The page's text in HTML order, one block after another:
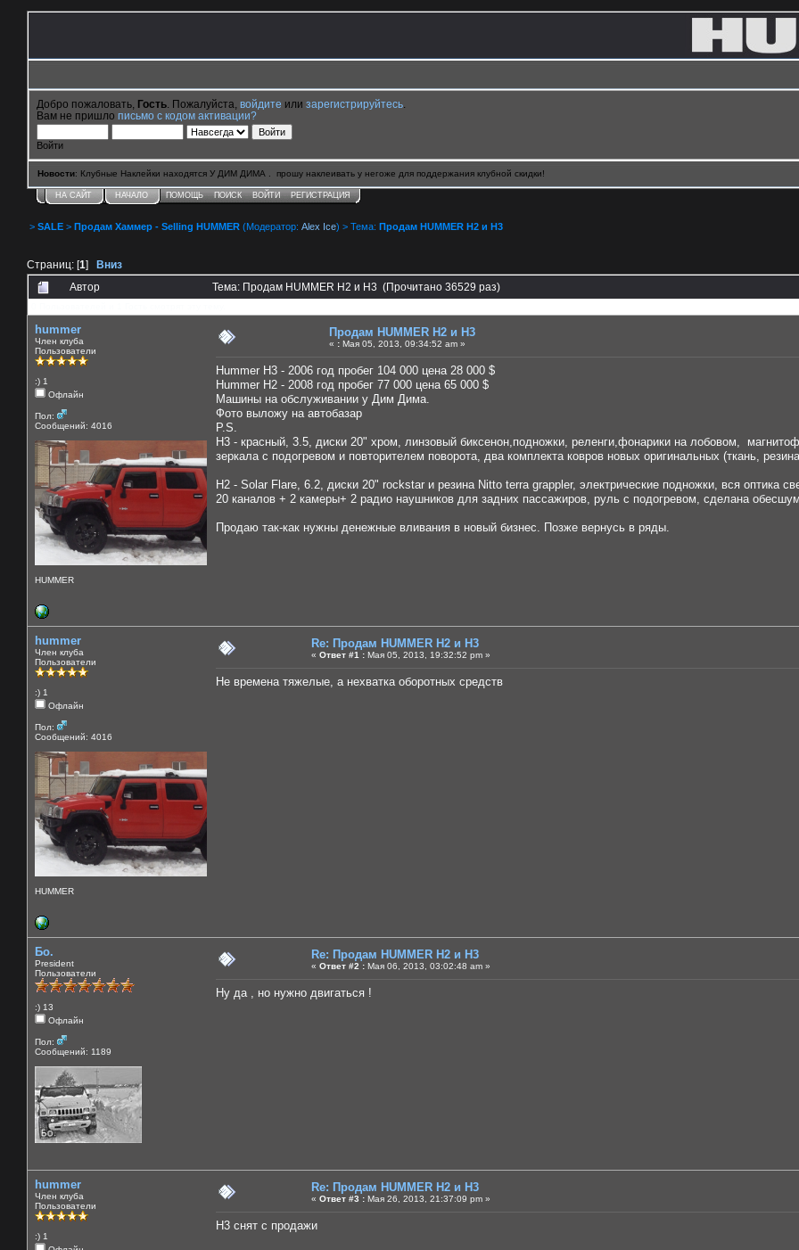
Добро пожаловать, Гость . Пожалуйста, войдите или зарегистрируйтесь
Вам не пришло письмо с кодом активации?
Войти
Новости: Клубные Наклейки находятся У ДИМ ДИМА . прошу наклеивать у негоже для поддержания клубной скидки!
НА САЙТ НАЧАЛО ПОМОЩЬ ПОИСК ВОЙТИ РЕГИСТРАЦИЯ
> SALE > Продам Хаммер - Selling HUMMER (Модератор: Alex Ice) > Тема: Продам HUMMER H2 и H3
Страниц: [1] Вниз
Автор Тема: Продам HUMMER H2 и H3 (Прочитано 36529 раз)
hummer
Член клуба
Пользователи
:) 1
Офлайн
Пол:
Сообщений: 4016
HUMMER
Продам HUMMER H2 и H3
« : Мая 05, 2013, 09:34:52 am »
Hummer H3 - 2006 год пробег 104 000 цена 28 000 $
Hummer H2 - 2008 год пробег 77 000 цена 65 000 $
Машины на обслуживании у Дим Дима.
Фото выложу на автобазар
P.S.
H3 - красный, 3.5, диски 20" хром, линзовый биксенон,подножки, реленги,фонарики на лобовом,
зеркала с подогревом и повторителем поворота, два комплекта ковров новых оригинальных (ткань,
H2 - Solar Flare, 6.2, диски 20" rockstar и резина Nitto terra grappler, электрические подножки, вся оптика
20 каналов + 2 камеры+ 2 радио наушников для задних пассажиров, руль с подогревом, сделана
Продаю так-как нужны денежные вливания в новый бизнес. Позже вернусь в ряды.
hummer
Член клуба
Пользователи
:) 1
Офлайн
Пол:
Сообщений: 4016
HUMMER
Re: Продам HUMMER H2 и H3
« Ответ #1 : Мая 05, 2013, 19:32:52 pm »
Не времена тяжелые, а нехватка оборотных средств
Бо.
President
Пользователи
:) 13
Офлайн
Пол:
Сообщений: 1189
Re: Продам HUMMER H2 и H3
« Ответ #2 : Мая 06, 2013, 03:02:48 am »
Ну да , но нужно двигаться !
hummer
Член клуба
Пользователи
:) 1
Re: Продам HUMMER H2 и H3
« Ответ #3 : Мая 26, 2013, 21:37:09 pm »
H3 снят с продажи